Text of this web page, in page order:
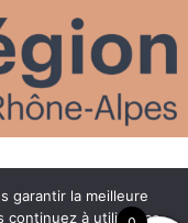
garantir la meilleure
continuez à utiliser ce